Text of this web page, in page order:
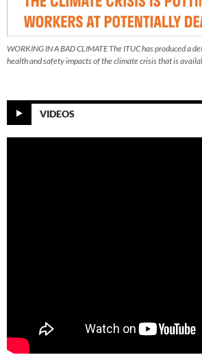
WORKING IN A BAD CLIMATE The ITUC has produced a
health and safety impacts of the climate crisis that is
VIDEOS